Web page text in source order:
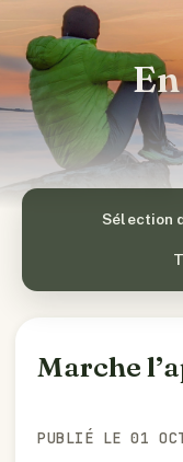
Sélection
Marche
PUBLIÉ LE 01